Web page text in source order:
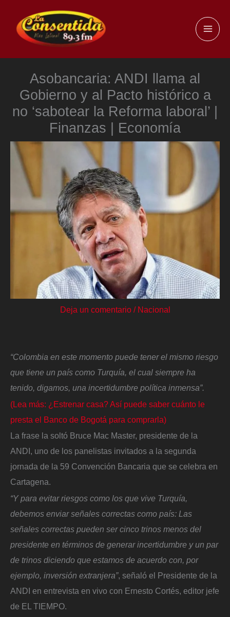
contenido
Asobancaria: ANDI llama al
Gobierno y al Pacto histórico a
no ‘sabotear la Reforma laboral’ |
Finanzas | Economía
Deja un comentario / Nacional
“Colombia en este momento puede tener el mismo riesgo
que tiene un país como Turquía, el cual siempre ha
tenido, digamos, una incertidumbre política inmensa”.
(Lea más: ¿Estrenar casa? Así puede saber cuánto le
presta el Banco de Bogotá para comprarla)
La frase la soltó Bruce Mac Master, presidente de la
ANDI, uno de los panelistas invitados a la segunda
jornada de la 59 Convención Bancaria que se celebra en
Cartagena.
“Y para evitar riesgos como los que vive Turquía,
debemos enviar señales correctas como país: Las
señales correctas pueden ser cinco trinos menos del
presidente en términos de generar incertidumbre y un par
de trinos diciendo que estamos de acuerdo con, por
ejemplo, inversión extranjera”, señaló el Presidente de la
ANDI en entrevista en vivo con Ernesto Cortés, editor jefe
de EL TIEMPO.